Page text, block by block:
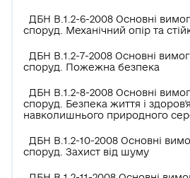
ДБН В.1.2-6-2008 Основні
споруд. Механічний опір та
ДБН В.1.2-7-2008 Основні
споруд. Пожежна безпека
ДБН В.1.2-8-2008 Основні
споруд. Безпека життя і
навколишнього природного
ДБН В.1.2-10-2008 Основні
споруд. Захист від шуму